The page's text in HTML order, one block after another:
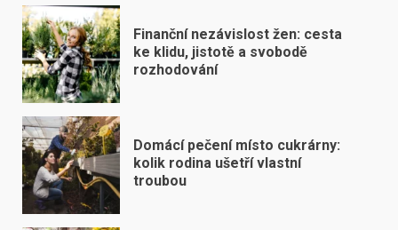
Finanční nezávislost žen: cesta
ke klidu, jistotě a svobodě
rozhodování
Domácí pečení místo cukrárny:
kolik rodina ušetří vlastní
troubou